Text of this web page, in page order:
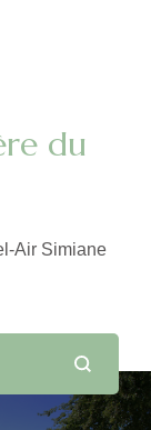
du
Air Simiane